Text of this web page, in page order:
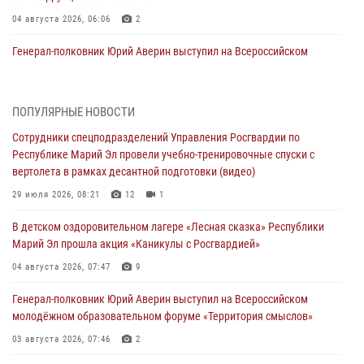
04 августа 2026, 06:06 2
Генерал-полковник Юрий Аверин выступил на Всероссийском
празднования Дня ВДВ и проведения матчевого турнира на Кубок
Раимкуля Малахбекова
03 августа 2026, 06:52
образования 2 августа
02 августа 2026, 11:44
мировой войне 1914-1918 годов
01 августа 2026, 11:42
ПОПУЛЯРНЫЕ НОВОСТИ
Сотрудники спецподразделений Управления Росгвардии по
Республике Марий Эл провели учебно-тренировочные спуски с
вертолета в рамках десантной подготовки (видео)
29 июля 2026, 08:21 12 1
В детском оздоровительном лагере «Лесная сказка» Республики
Марий Эл прошла акция «Каникулы с Росгвардией»
04 августа 2026, 07:47 9
Генерал-полковник Юрий Аверин выступил на Всероссийском
молодёжном образовательном форуме «Территория смыслов»
03 августа 2026, 07:46 2